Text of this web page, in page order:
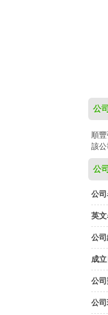
公
順
該
公
公
英
公
成立
公司
公